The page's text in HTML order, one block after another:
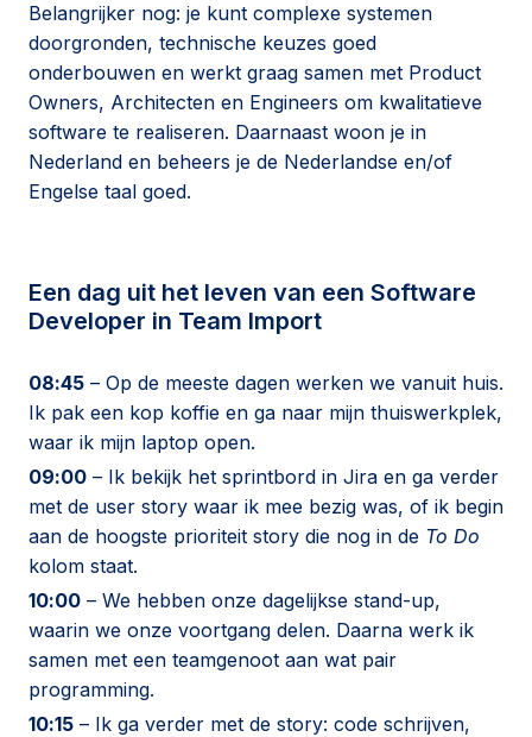
Belangrijker nog: je kunt complexe systemen
doorgronden, technische keuzes goed
onderbouwen en werkt graag samen met Product
Owners, Architecten en Engineers om kwalitatieve
software te realiseren. Daarnaast woon je in
Nederland en beheers je de Nederlandse en/of
Engelse taal goed.
Een dag uit het leven van een Software
Developer in Team Import
08:45 – Op de meeste dagen werken we vanuit huis.
Ik pak een kop koffie en ga naar mijn thuiswerkplek,
waar ik mijn laptop open.
09:00 – Ik bekijk het sprintbord in Jira en ga verder
met de user story waar ik mee bezig was, of ik begin
aan de hoogste prioriteit story die nog in de To Do
kolom staat.
10:00 – We hebben onze dagelijkse stand-up,
waarin we onze voortgang delen. Daarna werk ik
samen met een teamgenoot aan wat pair
programming.
10:15 – Ik ga verder met de story: code schrijven,